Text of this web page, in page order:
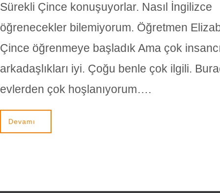
Sürekli Çince konuşuyorlar. Nasıl İngilizce
öğrenecekler bilemiyorum. Öğretmen
Çince öğrenmeye başladık Ama çok
arkadaşlıkları iyi. Çoğu benle çok ilgili.
evlerden çok hoşlanıyorum….
Devamı